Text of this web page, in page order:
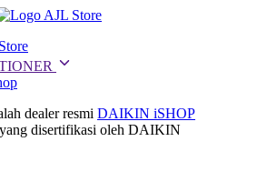
dealer resmi DAIKIN iSHOP
disertifikasi oleh DAIKIN